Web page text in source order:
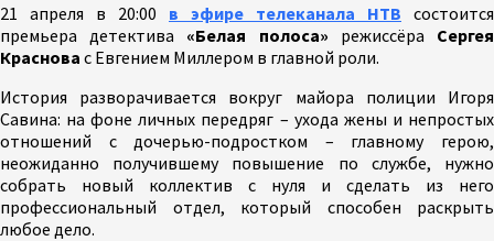
21 апреля в 20:00 в эфире телеканала НТВ состоится
премьера детектива «Белая полоса» режиссёра Сергея
Краснова с Евгением Миллером в главной роли.
История разворачивается вокруг майора полиции Игоря
Савина: на фоне личных передряг – ухода жены и непростых
отношений с дочерью-подростком – главному герою,
неожиданно получившему повышение по службе, нужно
собрать новый коллектив с нуля и сделать из него
профессиональный отдел, который способен раскрыть
любое дело.